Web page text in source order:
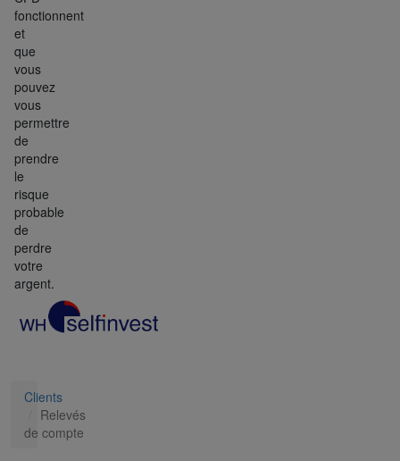
fonctionnent
et
que
vous
pouvez
vous
permettre
de
prendre
le
risque
probable
de
perdre
votre
argent.
Clients
Relevés
de compte